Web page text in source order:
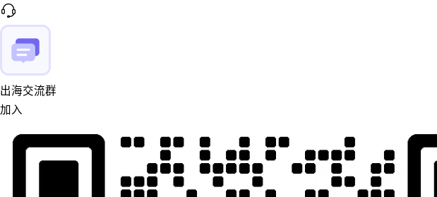
出海交流群
加入